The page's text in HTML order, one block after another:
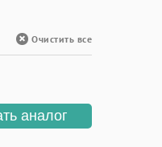
Очистить все
аналог